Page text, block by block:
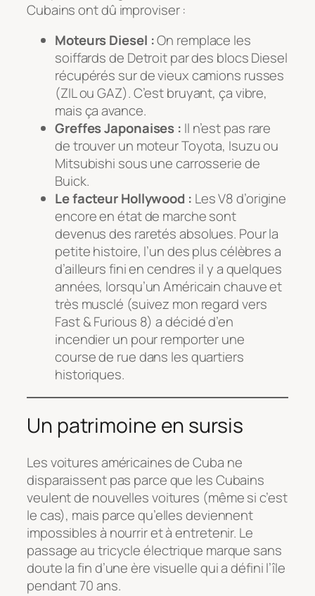
Cubains ont dû improviser :
Moteurs Diesel :On remplace les
soiffards de Detroit par des blocs Diesel
récupérés sur de vieux camions russes
(ZIL ou GAZ). C’est bruyant, ça vibre,
mais ça avance.
Greffes Japonaises : Il n’est pas rare
de trouver un moteur Toyota, Isuzu ou
Mitsubishi sous une carrosserie de
Buick.
Le facteur Hollywood : Les V8 d’origine
encore en état de marche sont
devenus des raretés absolues. Pour la
petite histoire, l’un des plus célèbres a
d’ailleurs fini en cendres il y a quelques
années, lorsqu’un Américain chauve et
très musclé (suivez mon regard vers
Fast & Furious 8) a décidé d’en
incendier un pour remporter une
course de rue dans les quartiers
historiques.
Un patrimoine en sursis
Les voitures américaines de Cuba ne
disparaissent pas parce que les Cubains
veulent de nouvelles voitures (même si c’est
le cas), mais parce qu’elles deviennent
impossibles à nourrir et à entretenir. Le
passage au tricycle électrique marque sans
doute la fin d’une ère visuelle qui a défini l’île
pendant 70 ans.